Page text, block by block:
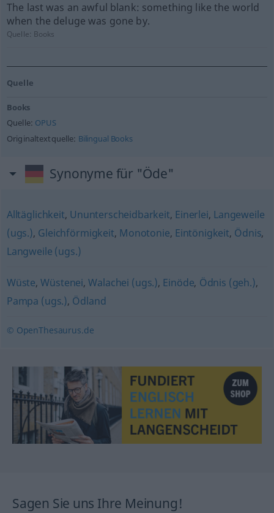
The last was an awful blank: something like the world
when the deluge was gone by.
Quelle: Books
Quelle
Books
Quelle: OPUS
Originaltextquelle: Bilingual Books
Synonyme für "Öde"
Alltäglichkeit, Ununterscheidbarkeit, Einerlei, Langeweile
(ugs.), Gleichförmigkeit, Monotonie, Eintönigkeit, Ödnis,
Langweile (ugs.)
Wüste,Wüstenei,Walachei (ugs.), Einöde, Ödnis (geh.),
Pampa (ugs.), Ödland
© OpenThesaurus.de
Sagen Sie uns Ihre Meinung!